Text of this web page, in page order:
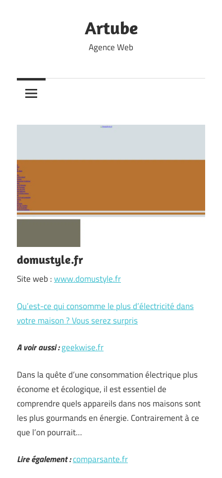
Artube
Agence Web
domustyle.fr
Site web :www.domustyle.fr
Qu’est-ce qui consomme le plus d’électricité dans
votre maison ? Vous serez surpris
A voir aussi :geekwise.fr
Dans la quête d’une consommation électrique plus
économe et écologique, il est essentiel de
comprendre quels appareils dans nos maisons sont
les plus gourmands en énergie. Contrairement à ce
que l’on pourrait…
Lire également :comparsante.fr